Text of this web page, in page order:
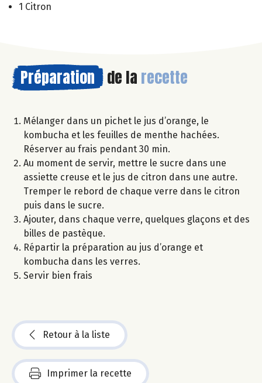
1 Citron
Préparation de la recette
Mélanger dans un pichet le jus d’orange, le
kombucha et les feuilles de menthe hachées.
Réserver au frais pendant 30 min.
Au moment de servir, mettre le sucre dans une
assiette creuse et le jus de citron dans une autre.
Tremper le rebord de chaque verre dans le citron
puis dans le sucre.
Ajouter, dans chaque verre, quelques glaçons et des
billes de pastèque.
Répartir la préparation au jus d’orange et
kombucha dans les verres.
Servir bien frais
Retour à la liste
Imprimer la recette